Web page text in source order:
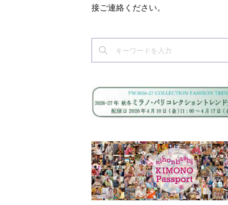
接ご連絡ください。